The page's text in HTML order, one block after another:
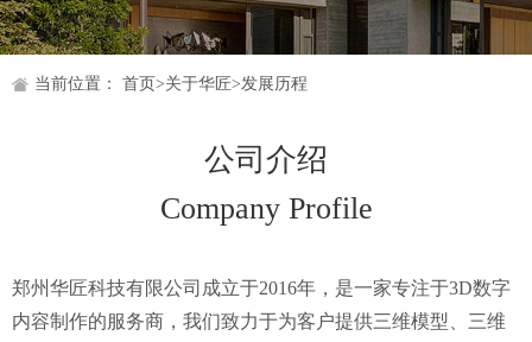
当前位置： 首页>关于华匠>发展历程
公司介绍
Company Profile
郑州华匠科技有限公司成立于2016年，是一家专注于3D数字
内容制作的服务商，我们致力于为客户提供三维模型、三维